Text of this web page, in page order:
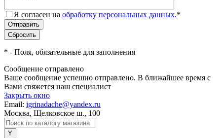
Я согласен на обработку персональных данных.*
* - Поля, обязательные для заполнения
Сообщение отправлено
Ваше сообщение успешно отправлено. В ближайшее время с
Вами свяжется наш специалист
Закрыть окно
Email: igrinadache@yandex.ru
Москва, Щелковское ш., 100